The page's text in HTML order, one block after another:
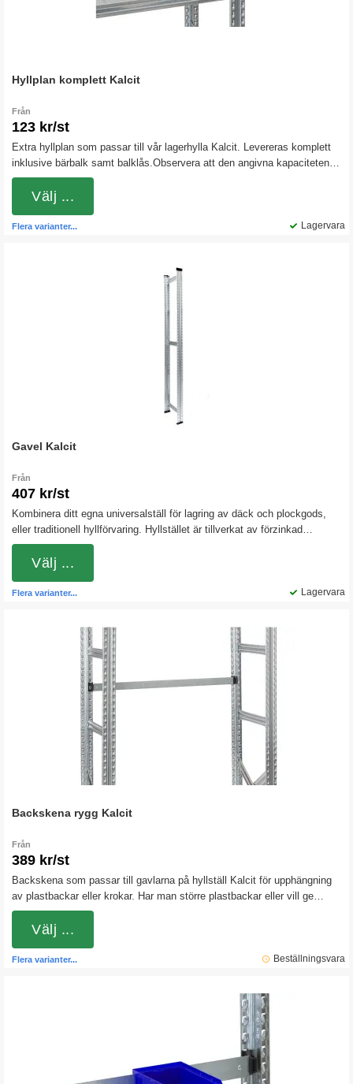
Hyllplan komplett Kalcit
Från
123 kr/st
Extra hyllplan som passar till vår lagerhylla Kalcit. Levereras komplett
inklusive bärbalk samt balklås.Observera att den angivna kapaciteten
gäller jämnt fördelad last.
Lagervara
Flera varianter...
Välj ...
Gavel Kalcit
Från
407 kr/st
Kombinera ditt egna universalställ för lagring av däck och plockgods,
eller traditionell hyllförvaring. Hyllstället är tillverkat av förzinkad
stålplåt.Gavlarna levereras färdigmonterade och vid beställning av hyllor
och plocklådor ingår bärbalkarna. Bärbalkarna kan även köpas separat
om stället, t.ex., ska användas för lagring av däck.
Lagervara
Flera varianter...
Välj ...
Backskena rygg Kalcit
Från
389 kr/st
Backskena som passar till gavlarna på hyllställ Kalcit för upphängning
av plastbackar eller krokar. Har man större plastbackar eller vill ge
backarna lite extra stöd kan man placera 2 backskenor under varandra.
Beställningsvara
Flera varianter...
Välj ...